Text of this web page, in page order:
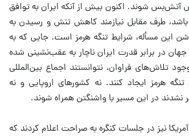
آتش‌بس شوند. اکنون بیش از آنکه ایران به توافق
باشد، طرف مقابل نیازمند کاهش تنش و رسیدن به
این مسأله، شرایط تنگه هرمز است. جایی که به
جهان در برابر قدرت ایران ناچار به عقب‌نشینی شده
تلاش‌های فراوان، نتوانستند اجماع بین‌المللی
تنگه هرمز ایجاد کنند. نه کشورهای اروپایی و نه
در این مسیر با واشنگتن همراه شوند.
نیز در جلسات کنگره به صراحت اعلام کردند که